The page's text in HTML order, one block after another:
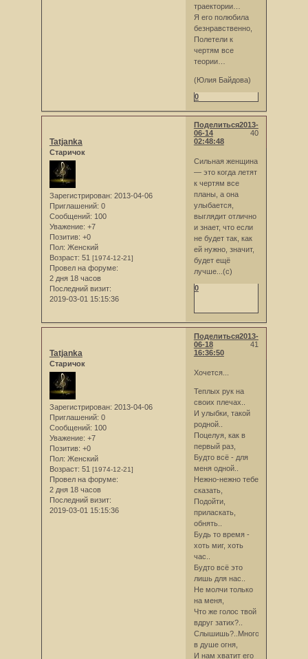
траектории…
Я его полюбила
безнравственно,
Полетели к
чертям все
теории…
(Юлия Байдова)
0
Поделиться
40
2013-
06-14
02:48:48
Tatjanka
Старичок
Зарегистрирован: 2013-04-06
Приглашений: 0
Сообщений: 100
Уважение: +7
Позитив: +0
Пол: Женский
Возраст: 51 [1974-12-21]
Провел на форуме:
2 дня 18 часов
Последний визит:
2019-03-01 15:15:36
Сильная женщина
— это когда летят
к чертям все
планы, а она
улыбается,
выглядит отлично
и знает, что если
не будет так, как
ей нужно, значит,
будет ещё
лучше...(с)
0
Поделиться
41
2013-
06-18
16:36:50
Tatjanka
Старичок
Зарегистрирован: 2013-04-06
Приглашений: 0
Сообщений: 100
Уважение: +7
Позитив: +0
Пол: Женский
Возраст: 51 [1974-12-21]
Провел на форуме:
2 дня 18 часов
Последний визит:
2019-03-01 15:15:36
Хочется...
Теплых рук на
своих плечах..
И улыбки, такой
родной..
Поцелуя, как в
первый раз,
Будто всё - для
меня одной..
Нежно-нежно тебе
сказать,
Подойти,
приласкать,
обнять..
Будь то время -
хоть миг, хоть
час..
Будто всё это
лишь для нас..
Не молчи только
на меня,
Что же голос твой
вдруг затих?..
Слышишь?..Много
в душе огня,
И нам хватит его